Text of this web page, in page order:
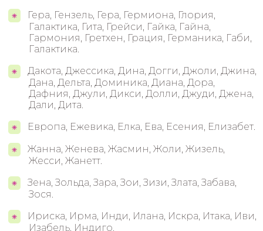
Гера, Гензель, Гера, Гермиона, Глория,
Галактика, Гита, Грейси, Гайка, Гайна,
Гармония, Гретхен, Грация, Германика, Габи,
Галактика.
Дакота, Джессика, Дина, Догги, Джоли, Джина,
Дана, Дельта, Доминика, Диана, Дора,
Дафния, Джули, Дикси, Долли, Джуди, Джена,
Дали, Дита.
Европа, Ежевика, Елка, Ева, Есения, Елизабет.
Жанна, Женева, Жасмин, Жоли, Жизель,
Жесси, Жанетт.
Зена, Зольда, Зара, Зои, Зизи, Злата, Забава,
Зося.
Ириска, Ирма, Инди, Илана, Искра, Итака, Иви,
Изабель, Индиго.